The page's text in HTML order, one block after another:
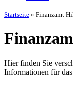
Startseite » Finanzamt
Hier finden Sie
Informationen für